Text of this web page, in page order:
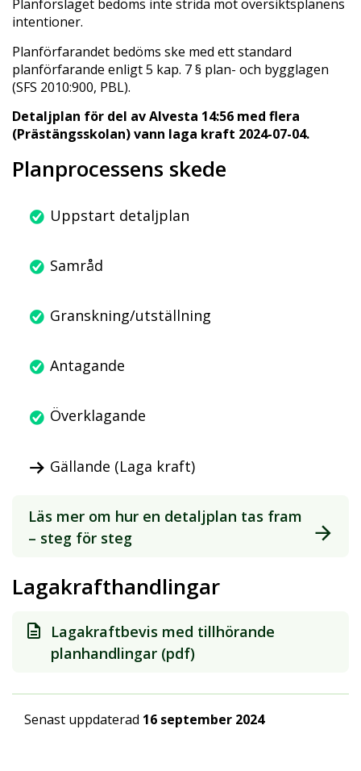
Planförslaget bedöms inte strida mot översiktsplanens
intentioner.
Planförfarandet bedöms ske med ett standard
planförfarande enligt 5 kap. 7 § plan- och bygglagen
(SFS 2010:900, PBL).
Detaljplan för del av Alvesta 14:56 med flera
(Prästängsskolan) vann laga kraft 2024-07-04.
Planprocessens skede
Uppstart detaljplan
Samråd
Granskning/utställning
Antagande
Överklagande
Gällande (Laga kraft)
Läs mer om hur en detaljplan tas fram
– steg för steg
Lagakrafthandlingar
Lagakraftbevis med tillhörande
planhandlingar (pdf)
Senast uppdaterad 16 september 2024